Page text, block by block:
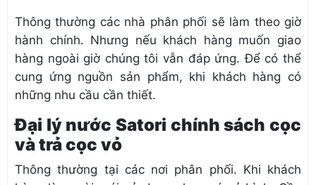
Thông thường các nhà phân phối sẽ làm theo giờ
hành chính. Nhưng nếu khách hàng muốn giao
hàng ngoài giờ chúng tôi vẫn đáp ứng. Để có thể
cung ứng nguồn sản phẩm, khi khách hàng có
những nhu cầu cần thiết.
Đại lý nước Satori chính sách cọc
và trả cọc vỏ
Thông thường tại các nơi phân phối. Khi khách